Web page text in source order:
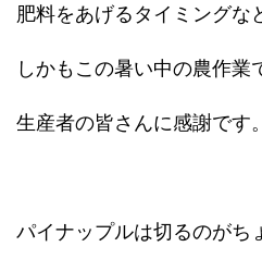
肥料をあげるタイミングな
しかもこの暑い中の農作業
生産者の皆さんに感謝です。
パイナップルは切るのがち